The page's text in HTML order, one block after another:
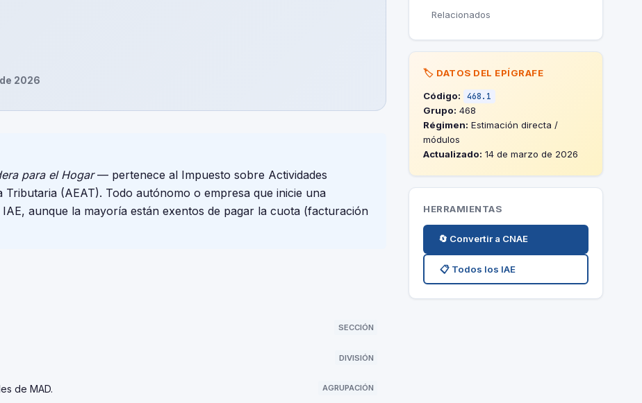
2026
para el Hogar— pertenece al Impuesto sobre Actividades
(AEAT). Todo autónomo o empresa que inicie una
aunque la mayoría están exentos de pagar la cuota (facturación
SECCIÓN
DIVISIÓN
de MAD. AGRUPACIÓN
Relacionados
🏷️ DATOS DEL EPÍGRAFE
Código:
468.1
Grupo: 468
Régimen: Estimación directa /
módulos
Actualizado: 14 de marzo de 2026
HERRAMIENTAS
🔄 Convertir a CNAE
📋 Todos los IAE